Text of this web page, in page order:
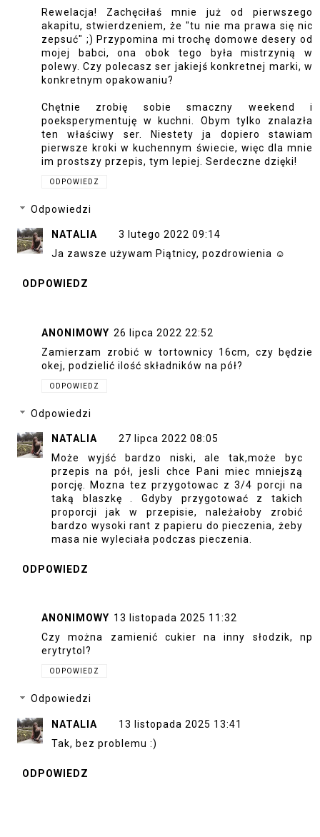
Rewelacja! Zachęciłaś mnie już od pierwszego
akapitu, stwierdzeniem, że "tu nie ma prawa się nic
zepsuć" ;) Przypomina mi trochę domowe desery od
mojej babci, ona obok tego była mistrzynią w
polewy. Czy polecasz ser jakiejś konkretnej marki, w
konkretnym opakowaniu?
Chętnie zrobię sobie smaczny weekend i
poeksperymentuję w kuchni. Obym tylko znalazła
ten właściwy ser. Niestety ja dopiero stawiam
pierwsze kroki w kuchennym świecie, więc dla mnie
im prostszy przepis, tym lepiej. Serdeczne dzięki!
ODPOWIEDZ
Odpowiedzi
NATALIA
3 lutego 2022 09:14
Ja zawsze używam Piątnicy, pozdrowienia ☺
ODPOWIEDZ
ANONIMOWY 26 lipca 2022 22:52
Zamierzam zrobić w tortownicy 16cm, czy będzie
okej, podzielić ilość składników na pół?
ODPOWIEDZ
Odpowiedzi
NATALIA
27 lipca 2022 08:05
Może wyjść bardzo niski, ale tak,może byc
przepis na pół, jesli chce Pani miec mniejszą
porcję. Mozna tez przygotowac z 3/4 porcji na
taką blaszkę . Gdyby przygotować z takich
proporcji jak w przepisie, należałoby zrobić
bardzo wysoki rant z papieru do pieczenia, żeby
masa nie wyleciała podczas pieczenia.
ODPOWIEDZ
ANONIMOWY 13 listopada 2025 11:32
Czy można zamienić cukier na inny słodzik, np
erytrytol?
ODPOWIEDZ
Odpowiedzi
NATALIA
13 listopada 2025 13:41
Tak, bez problemu :)
ODPOWIEDZ